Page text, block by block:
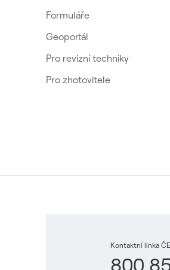
Formuláře
Geoportál
Pro revizní techniky
Pro zhotovitele
Kontaktní linka
800